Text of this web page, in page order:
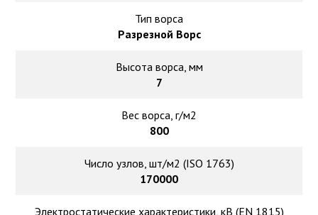
Тип ворса
Разрезной Ворс
Высота ворса, мм
7
Вес ворса, г/м2
800
Число узлов, шт/м2 (ISO 1763)
170000
Электростатические характеристики, кВ (EN 1815)